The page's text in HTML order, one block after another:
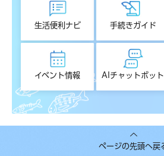
生活便利ナビ 手続きガイド
イベント情報 AIチャットボット
ページの先頭へ戻